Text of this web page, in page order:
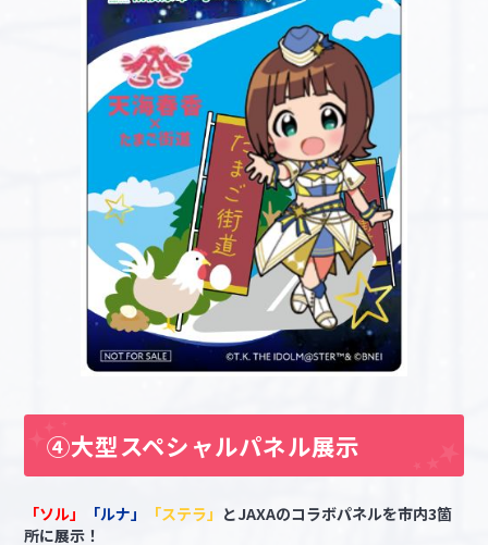
④大型スペシャルパネル展示
「ソル」 「ルナ」 「ステラ」 とJAXAのコラボパネルを市内3箇
所に展示！